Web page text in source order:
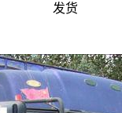
发货